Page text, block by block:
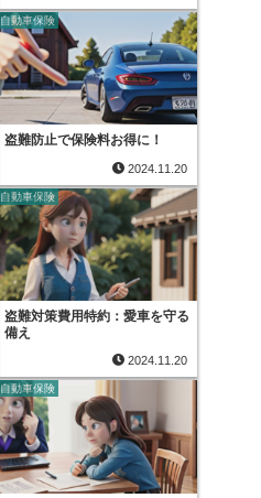
自動車保険
盗難防止で保険料お得に！
2024.11.20
自動車保険
盗難対策費用特約：愛車を守る
備え
2024.11.20
自動車保険